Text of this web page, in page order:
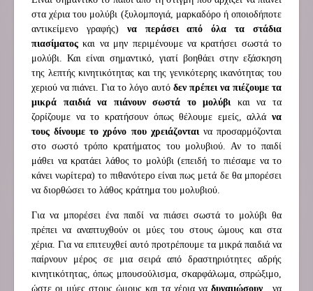
στα χέρια του μολύβι (ξυλομπογιά, μαρκαδόρο ή οποιοδήποτε
αντικείμενο γραφής) να περάσει από όλα τα στάδια
πιασίματος και να μην περιμένουμε να κρατήσει σωστά το
μολύβι. Και είναι σημαντικό, γιατί βοηθάει στην εξάσκηση
της λεπτής κινητικότητας και της γενικότερης ικανότητας του
χεριού να πιάνει. Για το λόγο αυτό δεν πρέπει να πιέζουμε τα
μικρά παιδιά να πιάνουν σωστά το μολύβι και να τα
ζορίζουμε να το κρατήσουν όπως θέλουμε εμείς, αλλά να
τους δίνουμε το χρόνο που χρειάζονταινα προσαρμόζονται
στο σωστό τρόπο κρατήματος του μολυβιού. Αν το παιδί
μάθει να κρατάει λάθος το μολύβι (επειδή το πιέσαμε να το
κάνει νωρίτερα) το πιθανότερο είναι πως μετά δε θα μπορέσει
να διορθώσει το λάθος κράτημα του μολυβιού.
Για να μπορέσει ένα παιδί να πιάσει σωστά το μολύβι θα
πρέπει να αναπτυχθούν οι μύες του στους ώμους και στα
χέρια. Για να επιτευχθεί αυτό προτρέπουμε τα μικρά παιδιά να
παίρνουν μέρος σε μια σειρά από δραστηριότητες αδρής
κινητικότητας, όπως μπουσούλισμα, σκαρφάλωμα, σπρώξιμο,
ώστε οι μύες στους ώμους και τα χέρια να δυναμώσουν , να